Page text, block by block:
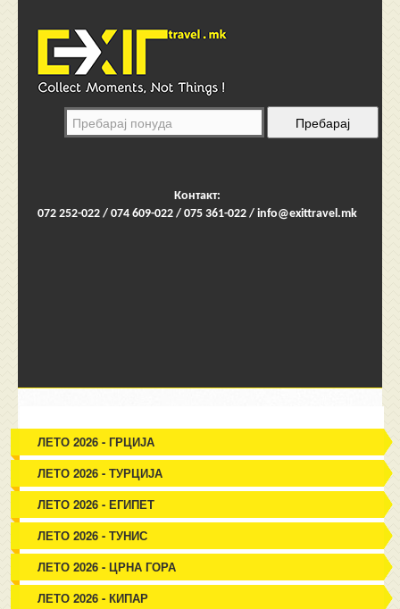
Контакт:
072 252-022 / 074 609-022 / 075 361-022 / info@exittravel.mk
ЛЕТО 2026 - ГРЦИЈА
ЛЕТО 2026 - ТУРЦИЈА
ЛЕТО 2026 - ЕГИПЕТ
ЛЕТО 2026 - ТУНИС
ЛЕТО 2026 - ЦРНА ГОРА
ЛЕТО 2026 - КИПАР